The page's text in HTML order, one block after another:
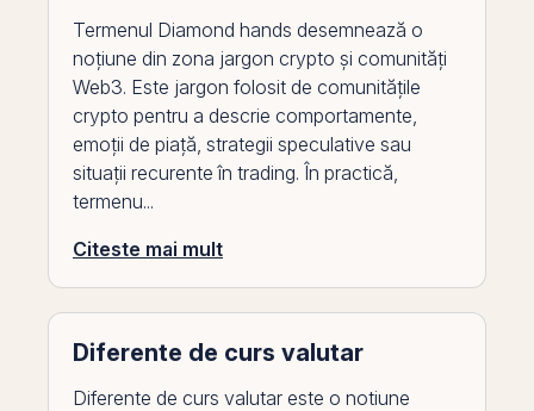
Termenul Diamond hands desemnează o
noțiune din zona jargon crypto și comunități
Web3. Este jargon folosit de comunitățile
crypto pentru a descrie comportamente,
emoții de piață, strategii speculative sau
situații recurente în trading. În practică,
termenu...
Citeste mai mult
Diferente de curs valutar
Diferente de curs valutar este o notiune